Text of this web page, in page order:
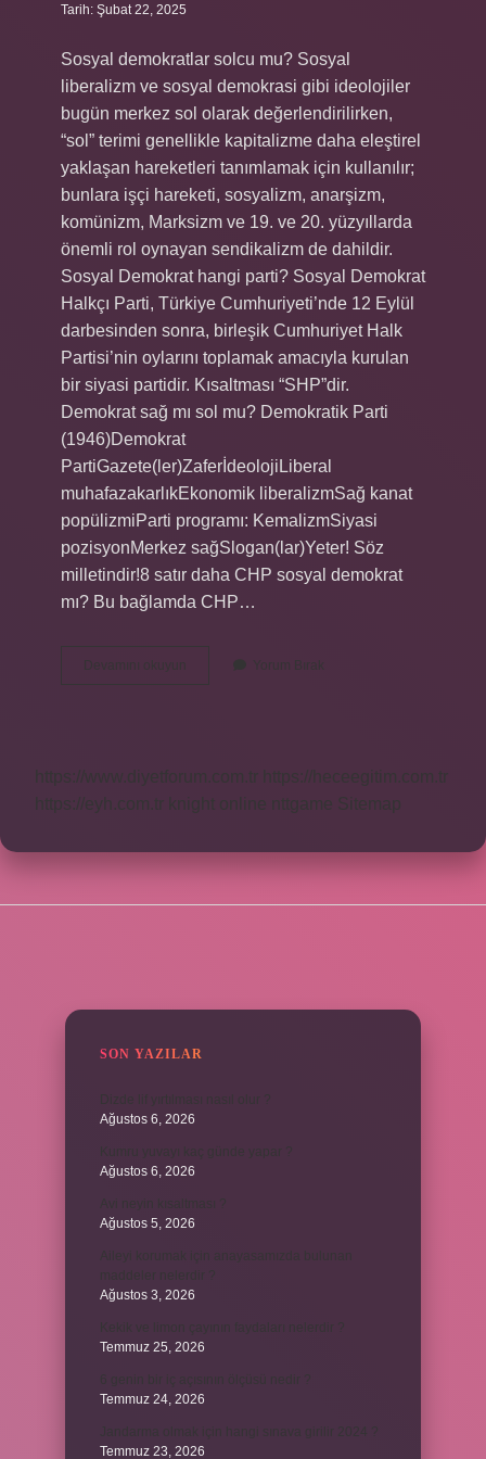
Tarih: Şubat 22, 2025
Sosyal demokratlar solcu mu? Sosyal
liberalizm ve sosyal demokrasi gibi ideolojiler
bugün merkez sol olarak değerlendirilirken,
“sol” terimi genellikle kapitalizme daha eleştirel
yaklaşan hareketleri tanımlamak için kullanılır;
bunlara işçi hareketi, sosyalizm, anarşizm,
komünizm, Marksizm ve 19. ve 20. yüzyıllarda
önemli rol oynayan sendikalizm de dahildir.
Sosyal Demokrat hangi parti? Sosyal Demokrat
Halkçı Parti, Türkiye Cumhuriyeti’nde 12 Eylül
darbesinden sonra, birleşik Cumhuriyet Halk
Partisi’nin oylarını toplamak amacıyla kurulan
bir siyasi partidir. Kısaltması “SHP”dir.
Demokrat sağ mı sol mu? Demokratik Parti
(1946)Demokrat
PartiGazete(ler)ZaferİdeolojiLiberal
muhafazakarlıkEkonomik liberalizmSağ kanat
popülizmiParti programı: KemalizmSiyasi
pozisyonMerkez sağSlogan(lar)Yeter! Söz
milletindir!8 satır daha CHP sosyal demokrat
mı? Bu bağlamda CHP…
Devamını okuyun
Demokrat
Yorum Bırak
https://www.diyetforum.com.tr
https://heceegitim.com.tr
https://eyh.com.tr
knight online nttgame Sitemap
SON YAZILAR
Ağustos 6, 2026
Ağustos 6, 2026
Ağustos 5, 2026
Ağustos 3, 2026
Temmuz 25, 2026
Temmuz 24, 2026
Temmuz 23, 2026